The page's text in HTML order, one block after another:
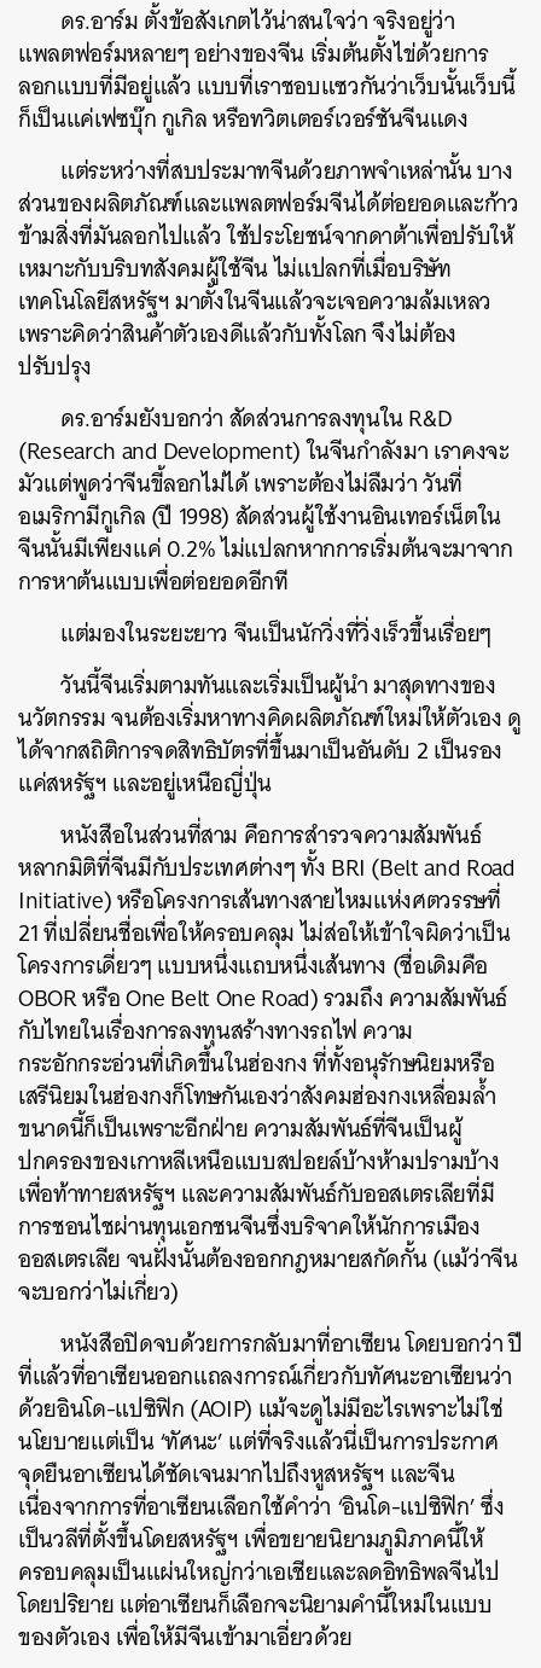
ดร.อาร์ม ตั้งข้อสังเกตไว้น่าสนใจว่า จริงอยู่ว่า
แพลตฟอร์มหลายๆ อย่างของจีน เริ่มต้นตั้งไข่ด้วยการ
ลอกแบบที่มีอยู่แล้ว แบบที่เราชอบแซวกันว่าเว็บนั้นเว็บนี้
ก็เป็นแค่เฟซบุ๊ก กูเกิล หรือทวิตเตอร์เวอร์ชันจีนแดง
แต่ระหว่างที่สบประมาทจีนด้วยภาพจำเหล่านั้น บาง
ส่วนของผลิตภัณฑ์และแพลตฟอร์มจีนได้ต่อยอดและก้าว
ข้ามสิ่งที่มันลอกไปแล้ว ใช้ประโยชน์จากดาต้าเพื่อปรับให้
เหมาะกับบริบทสังคมผู้ใช้จีน ไม่แปลกที่เมื่อบริษัท
เทคโนโลยีสหรัฐฯ มาตั้งในจีนแล้วจะเจอความล้มเหลว
เพราะคิดว่าสินค้าตัวเองดีแล้วกับทั้งโลก จึงไม่ต้อง
ปรับปรุง
ดร.อาร์มยังบอกว่า สัดส่วนการลงทุนใน R&D
(Research and Development) ในจีนกำลังมา เราคงจะ
มัวแต่พูดว่าจีนขี้ลอกไม่ได้ เพราะต้องไม่ลืมว่า วันที่
อเมริกามีกูเกิล (ปี 1998) สัดส่วนผู้ใช้งานอินเทอร์เน็ตใน
จีนนั้นมีเพียงแค่ 0.2% ไม่แปลกหากการเริ่มต้นจะมาจาก
การหาต้นแบบเพื่อต่อยอดอีกที
แต่มองในระยะยาว จีนเป็นนักวิ่งที่วิ่งเร็วขึ้นเรื่อยๆ
วันนี้จีนเริ่มตามทันและเริ่มเป็นผู้นำ มาสุดทางของ
นวัตกรรม จนต้องเริ่มหาทางคิดผลิตภัณฑ์ใหม่ให้ตัวเอง ดู
ได้จากสถิติการจดสิทธิบัตรที่ขึ้นมาเป็นอันดับ 2 เป็นรอง
แค่สหรัฐฯ และอยู่เหนือญี่ปุ่น
หนังสือในส่วนที่สาม คือการสำรวจความสัมพันธ์
หลากมิติที่จีนมีกับประเทศต่างๆ ทั้ง BRI (Belt and Road
Initiative) หรือโครงการเส้นทางสายไหมแห่งศตวรรษที่
21 ที่เปลี่ยนชื่อเพื่อให้ครอบคลุม ไม่ส่อให้เข้าใจผิดว่าเป็น
โครงการเดี่ยวๆ แบบหนึ่งแถบหนึ่งเส้นทาง (ชื่อเดิมคือ
OBOR หรือ One Belt One Road) รวมถึง ความสัมพันธ์
กับไทยในเรื่องการลงทุนสร้างทางรถไฟ ความ
กระอักกระอ่วนที่เกิดขึ้นในฮ่องกง ที่ทั้งอนุรักษนิยมหรือ
เสรีนิยมในฮ่องกงก็โทษกันเองว่าสังคมฮ่องกงเหลื่อมล้ำ
ขนาดนี้ก็เป็นเพราะอีกฝ่าย ความสัมพันธ์ที่จีนเป็นผู้
ปกครองของเกาหลีเหนือแบบสปอยล์บ้างห้ามปรามบ้าง
เพื่อท้าทายสหรัฐฯ และความสัมพันธ์กับออสเตรเลียที่มี
การชอนไชผ่านทุนเอกชนจีนซึ่งบริจาคให้นักการเมือง
ออสเตรเลีย จนฝั่งนั้นต้องออกกฎหมายสกัดกั้น (แม้ว่าจีน
จะบอกว่าไม่เกี่ยว)
หนังสือปิดจบด้วยการกลับมาที่อาเซียน โดยบอกว่า ปี
ที่แล้วที่อาเซียนออกแถลงการณ์เกี่ยวกับทัศนะอาเซียนว่า
ด้วยอินโด-แปซิฟิก (AOIP) แม้จะดูไม่มีอะไรเพราะไม่ใช่
นโยบายแต่เป็น ‘ทัศนะ’ แต่ที่จริงแล้วนี่เป็นการประกาศ
จุดยืนอาเซียนได้ชัดเจนมากไปถึงหูสหรัฐฯ และจีน
เนื่องจากการที่อาเซียนเลือกใช้คำว่า ‘อินโด-แปซิฟิก’ ซึ่ง
เป็นวลีที่ตั้งขึ้นโดยสหรัฐฯ เพื่อขยายนิยามภูมิภาคนี้ให้
ครอบคลุมเป็นแผ่นใหญ่กว่าเอเชียและลดอิทธิพลจีนไป
โดยปริยาย แต่อาเซียนก็เลือกจะนิยามคำนี้ใหม่ในแบบ
ของตัวเอง เพื่อให้มีจีนเข้ามาเอี่ยวด้วย